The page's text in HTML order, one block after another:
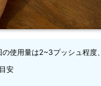
の使用量は2~3プッシュ程度
安